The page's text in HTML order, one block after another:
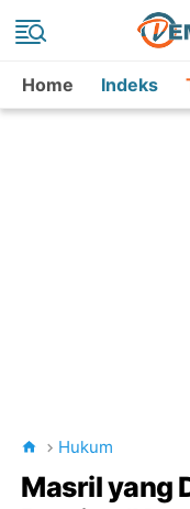
Home Indeks
Hukum
Masril yang